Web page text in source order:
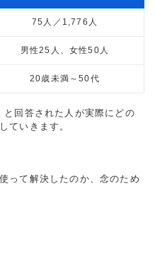
75人／1,776人
男性25人、女性50人
20歳未満～50代
回答された人が実際にどの
ていきます。
って解決したのか、念のため